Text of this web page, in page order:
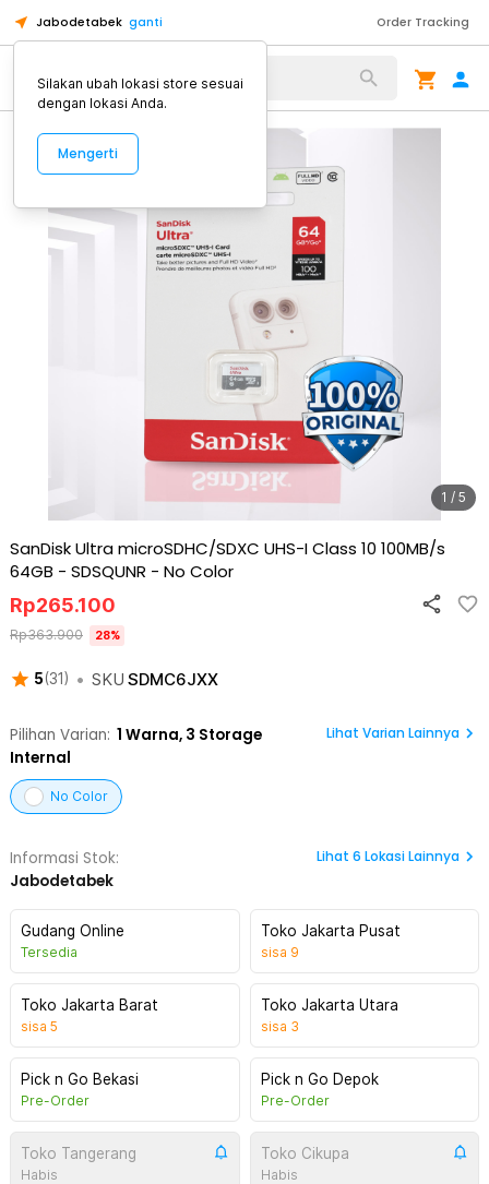
Jabodetabek ganti Order Tracking
Alat Kopi
1 / 5
SanDisk Ultra microSDHC/SDXC UHS-I Class 10 100MB/s
64GB - SDSQUNR - No Color
5(31 ) • SKU SDMC6JXX
Rp265.100
Rp363.900 28%
Pilihan Varian: 1 Warna, 3 Storage
Internal
Lihat Varian Lainnya
No Color
Informasi Stok:
Jabodetabek
Lihat 6 Lokasi Lainnya
Gudang Online
Tersedia
Toko Jakarta Pusat
sisa 9
Toko Jakarta Barat
sisa 5
Toko Jakarta Utara
sisa 3
Pick n Go Bekasi
Pre-Order
Pick n Go Depok
Pre-Order
Toko Tangerang
Habis
Toko Cikupa
Habis
Silakan ubah lokasi store sesuai
dengan lokasi Anda.
Mengerti